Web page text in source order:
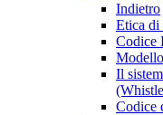
Indietro
Etica di
Codice
Il
Codice